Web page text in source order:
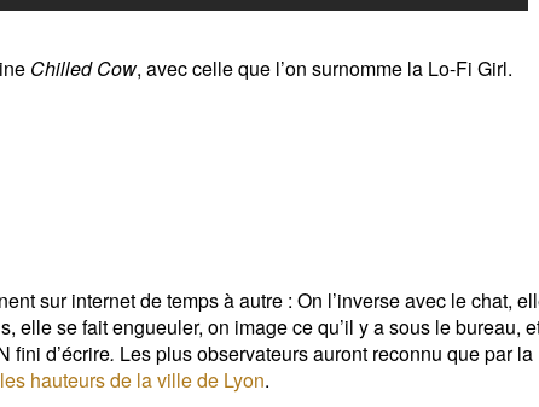
Chilled Cow, avec celle que l’on surnomme la Lo-Fi Girl.
sur internet de temps à autre : On l’inverse avec le chat,
elle se fait engueuler, on image ce qu’il y a sous le bureau,
fini d’écrire. Les plus observateurs auront reconnu que par la
hauteurs de la ville de Lyon.